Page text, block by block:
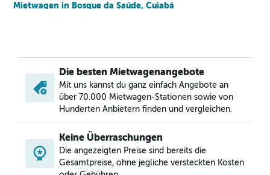
Mietwagen in Bosque da Saúde, Cuiabá
Mietwagen in Campo Verde, Cuiabá
Mietwagen in Canjica, Cuiabá
Mietwagen in Carumbe, Cuiabá
Mietwagen in Centro Politico Administrativo, Cuiabá
Mietwagen in Centro Sul, Cuiabá
Mietwagen in Cohab Sao Goncalo, Cuiabá
Mietwagen in Coophamil, Cuiabá
Die besten Mietwagenangebote
Mit uns kannst du ganz einfach Angebote an
über 70.000 Mietwagen-Stationen sowie von
Hunderten Anbietern finden und vergleichen.
Keine Überraschungen
Die angezeigten Preise sind bereits die
Gesamtpreise, ohne jegliche versteckten Kosten